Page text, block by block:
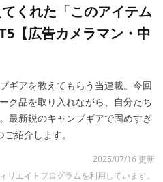
くれた「このアイテム
【広告カメラマン・中
ギアを教えてもらう当連載。今回
ク品を取り入れながら、自分たち
最新鋭のキャンプギアで固めすぎ
紹介します。
2025/07/16 更新
リエイトプログラムを利用しています。